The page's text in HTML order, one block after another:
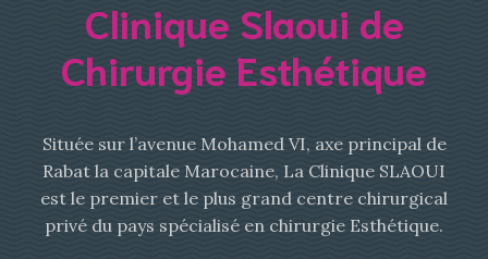
Clinique Slaoui de
Chirurgie Esthétique
Située sur l’avenue Mohamed VI, axe principal de
Rabat la capitale Marocaine, La Clinique SLAOUI
est le premier et le plus grand centre chirurgical
privé du pays spécialisé en chirurgie Esthétique.